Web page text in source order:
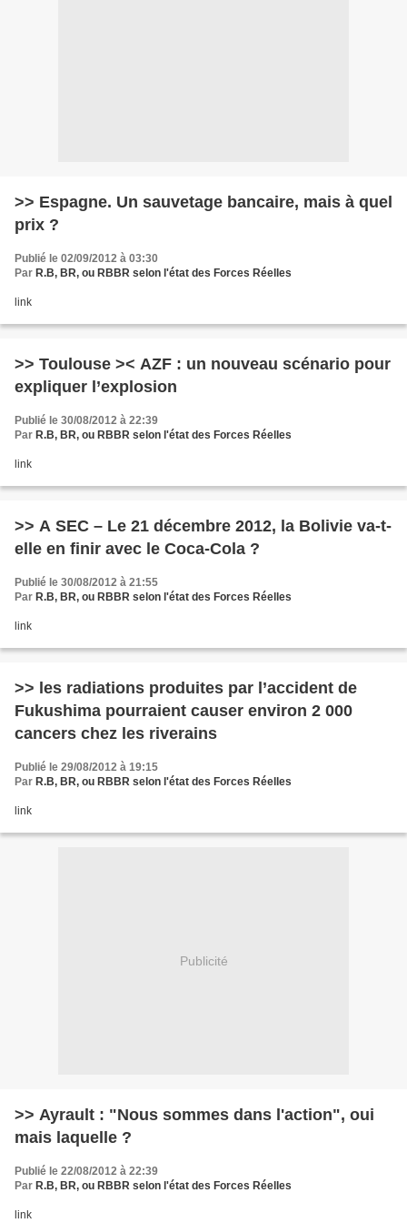
>> Espagne. Un sauvetage bancaire, mais à quel
prix ?
Publié le 02/09/2012 à 03:30
Par R.B, BR, ou RBBR selon l'état des Forces Réelles
link
>> Toulouse >< AZF : un nouveau scénario pour
expliquer l’explosion
Publié le 30/08/2012 à 22:39
Par R.B, BR, ou RBBR selon l'état des Forces Réelles
link
>> A SEC – Le 21 décembre 2012, la Bolivie va-t-
elle en finir avec le Coca-Cola ?
Publié le 30/08/2012 à 21:55
Par R.B, BR, ou RBBR selon l'état des Forces Réelles
link
>> les radiations produites par l’accident de
Fukushima pourraient causer environ 2 000
cancers chez les riverains
Publié le 29/08/2012 à 19:15
Par R.B, BR, ou RBBR selon l'état des Forces Réelles
link
Publicité
>> Ayrault : "Nous sommes dans l'action", oui
mais laquelle ?
Publié le 22/08/2012 à 22:39
Par R.B, BR, ou RBBR selon l'état des Forces Réelles
link